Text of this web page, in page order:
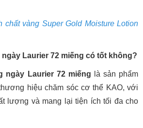
chất vàng Super Gold Moisture Lotion
Laurier 72 miếng có tốt không?
ngày Laurier 72 miếng là sản phẩm
hiệu chăm sóc cơ thể KAO, với
lượng và mang lại tiện ích tối đa cho